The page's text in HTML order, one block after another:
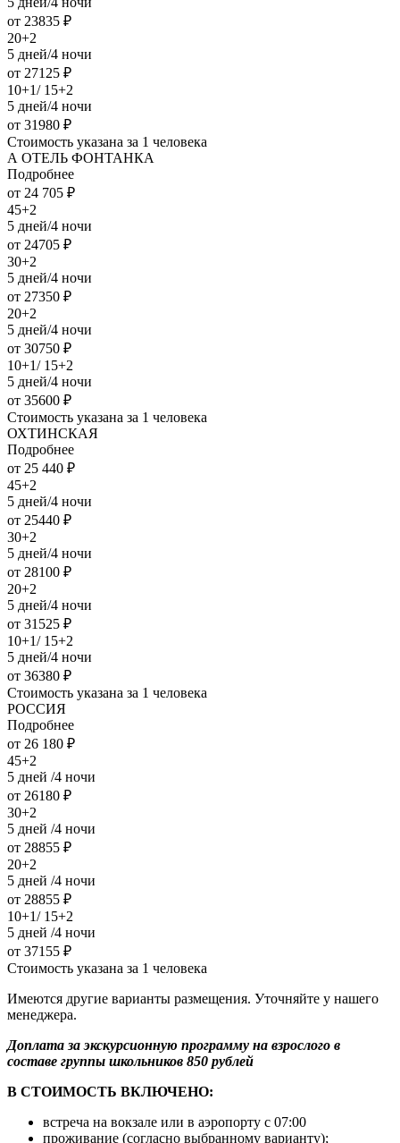
от 23835 ₽
20+2
5 дней/4 ночи
от 27125 ₽
10+1/ 15+2
5 дней/4 ночи
от 31980 ₽
Стоимость указана за 1 человека
А ОТЕЛЬ ФОНТАНКА
Подробнее
от 24 705 ₽
45+2
5 дней/4 ночи
от 24705 ₽
30+2
5 дней/4 ночи
от 27350 ₽
20+2
5 дней/4 ночи
от 30750 ₽
10+1/ 15+2
5 дней/4 ночи
от 35600 ₽
Стоимость указана за 1 человека
ОХТИНСКАЯ
Подробнее
от 25 440 ₽
45+2
5 дней/4 ночи
от 25440 ₽
30+2
5 дней/4 ночи
от 28100 ₽
20+2
5 дней/4 ночи
от 31525 ₽
10+1/ 15+2
5 дней/4 ночи
от 36380 ₽
Стоимость указана за 1 человека
РОССИЯ
Подробнее
от 26 180 ₽
45+2
5 дней /4 ночи
от 26180 ₽
30+2
5 дней /4 ночи
от 28855 ₽
20+2
5 дней /4 ночи
от 28855 ₽
10+1/ 15+2
5 дней /4 ночи
от 37155 ₽
Стоимость указана за 1 человека
Имеются другие варианты размещения. Уточняйте у нашего
менеджера.
Доплата за экскурсионную программу на взрослого в
составе группы школьников 850 рублей
В СТОИМОСТЬ ВКЛЮЧЕНО:
встреча на вокзале или в аэропорту с 07:00
проживание (согласно выбранному варианту);